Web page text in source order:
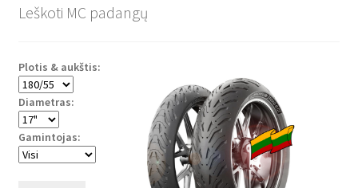
Leškoti MC padangų
Plotis & aukštis:
Diametras:
Gamintojas: